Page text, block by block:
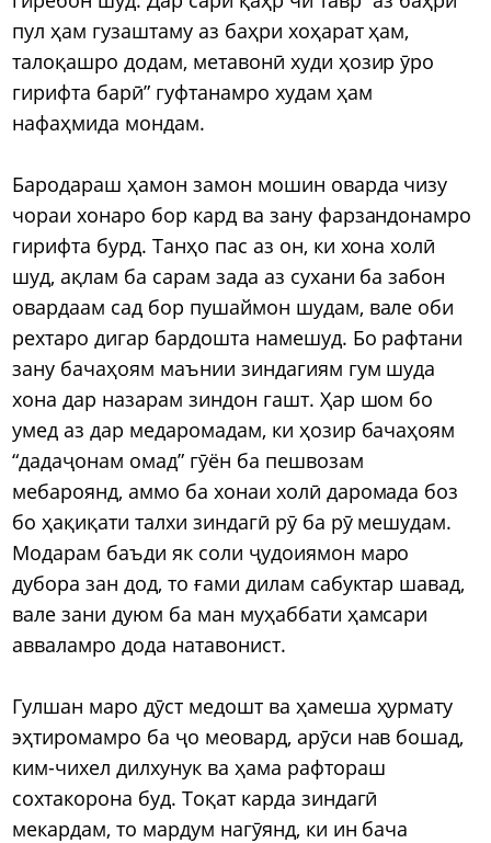
пул ҳам гузаштаму аз баҳри хоҳарат ҳам,
талоқашро додам, метавонӣ худи ҳозир ӯро
гирифта барӣ” гуфтанамро худам ҳам
нафаҳмида мондам.
Бародараш ҳамон замон мошин оварда чизу
чораи хонаро бор кард ва зану фарзандонамро
гирифта бурд. Танҳо пас аз он, ки хона холӣ
шуд, ақлам ба сарам зада аз сухани ба забон
овардаам сад бор пушаймон шудам, вале оби
рехтаро дигар бардошта намешуд. Бо рафтани
зану бачаҳоям маънии зиндагиям гум шуда
хона дар назарам зиндон гашт. Ҳар шом бо
умед аз дар медаромадам, ки ҳозир бачаҳоям
“дадаҷонам омад” гӯён ба пешвозам
мебароянд, аммо ба хонаи холӣ даромада боз
бо ҳақиқати талхи зиндагӣ рӯ ба рӯ мешудам.
Модарам баъди як соли ҷудоиямон маро
дубора зан дод, то ғами дилам сабуктар шавад,
вале зани дуюм ба ман муҳаббати ҳамсари
авваламро дода натавонист.
Гулшан маро дӯст медошт ва ҳамеша ҳурмату
эҳтиромамро ба ҷо меовард, арӯси нав бошад,
ким-чихел дилхунук ва ҳама рафтораш
сохтакорона буд. Тоқат карда зиндагӣ
мекардам, то мардум нагӯянд, ки ин бача